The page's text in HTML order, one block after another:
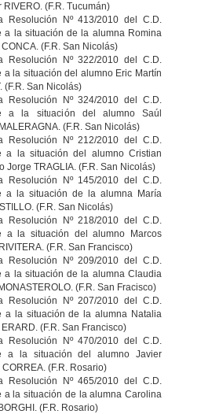
RIVERO. (F.R. Tucumán)
Resolución Nº 413/2010 del C.D.
a la situación de la alumna Romina
(F.R. San Nicolás)
Resolución Nº 322/2010 del C.D.
a la situación del alumno Eric Martín
(F.R. San Nicolás)
Resolución Nº 324/2010 del C.D.
a la situación del alumno Saúl
(F.R. San Nicolás)
Resolución Nº 212/2010 del C.D.
a la situación del alumno Cristian
Jorge TRAGLIA. (F.R. San Nicolás)
Resolución Nº 145/2010 del C.D.
a la situación de la alumna María
(F.R. San Nicolás)
Resolución Nº 218/2010 del C.D.
a la situación del alumno Marcos
(F.R. San Francisco)
Resolución Nº 209/2010 del C.D.
a la situación de la alumna Claudia
(F.R. San Fracisco)
Resolución Nº 207/2010 del C.D.
a la situación de la alumna Natalia
(F.R. San Francisco)
Resolución Nº 470/2010 del C.D.
a la situación del alumno Javier
(F.R. Rosario)
Resolución Nº 465/2010 del C.D.
a la situación de la alumna Carolina
(F.R. Rosario)